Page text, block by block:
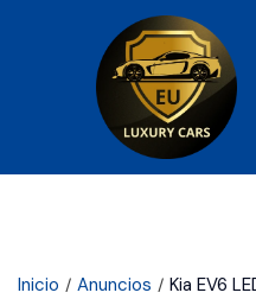
Inicio Anuncios Kia EV6